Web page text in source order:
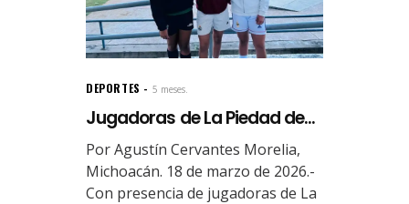
DEPORTES 5 meses.
Jugadoras de La Piedad de...
Por Agustín Cervantes Morelia,
Michoacán. 18 de marzo de 2026.-
Con presencia de jugadoras de La